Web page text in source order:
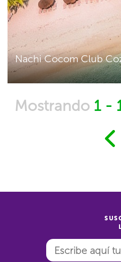
Nachi Cocom Club
Mostrando 1 -